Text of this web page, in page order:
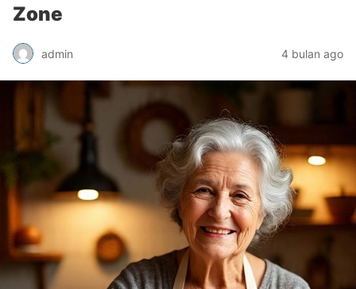
Zone
admin 4 bulan ago